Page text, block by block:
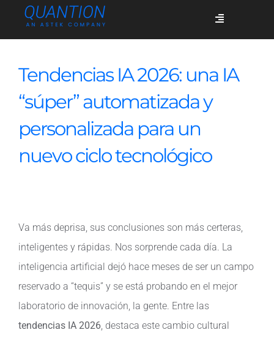
Toggle
Quiénes somos
Casos de éxito
Tendencias IA 2026: una IA
“súper” automatizada y
personalizada para un
nuevo ciclo tecnológico
Va más deprisa, sus conclusiones son más certeras,
inteligentes y rápidas. Nos sorprende cada día. La
inteligencia artificial dejó hace meses de ser un campo
reservado a “tequis” y se está probando en el mejor
laboratorio de innovación, la gente. Entre las
tendencias IA 2026, destaca este cambio cultural